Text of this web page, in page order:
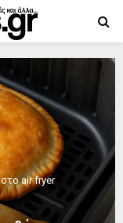
air fryer